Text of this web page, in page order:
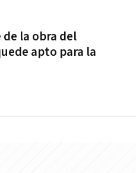
la obra del
apto para la